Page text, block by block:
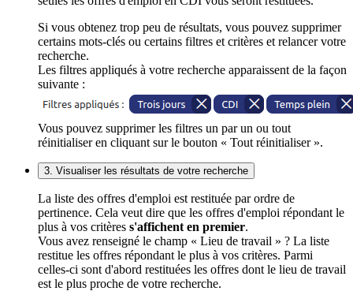
Si vous obtenez trop peu de résultats, vous pouvez supprimer
certains mots-clés ou certains filtres et critères et relancer votre
recherche.
Les filtres appliqués à votre recherche apparaissent de la façon
suivante :
Vous pouvez supprimer les filtres un par un ou tout
réinitialiser en cliquant sur le bouton « Tout réinitialiser ».
3. Visualiser les résultats de votre recherche
La liste des offres d'emploi est restituée par ordre de
pertinence. Cela veut dire que les offres d'emploi répondant le
plus à vos critères s'affichent en premier.
Vous avez renseigné le champ « Lieu de travail » ? La liste
restitue les offres répondant le plus à vos critères. Parmi
celles-ci sont d'abord restituées les offres dont le lieu de travail
est le plus proche de votre recherche.